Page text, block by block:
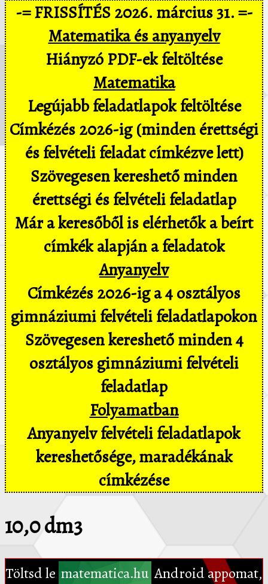
-= FRISSÍTÉS 2026. március 31. =-
Matematika és anyanyelv
Hiányzó PDF-ek feltöltése
Matematika
Legújabb feladatlapok feltöltése
Címkézés 2026-ig (minden érettségi
és felvételi feladat címkézve lett)
Szövegesen kereshető minden
érettségi és felvételi feladatlap
Már a keresőből is elérhetők a beírt
címkék alapján a feladatok
Anyanyelv
Címkézés 2026-ig a 4 osztályos
gimnáziumi felvételi feladatlapokon
Szövegesen kereshető minden 4
osztályos gimnáziumi felvételi
feladatlap
Folyamatban
Anyanyelv felvételi feladatlapok
kereshetősége, maradékának
címkézése
10,0 dm3
Töltsd le matematica.hu Android appomat,